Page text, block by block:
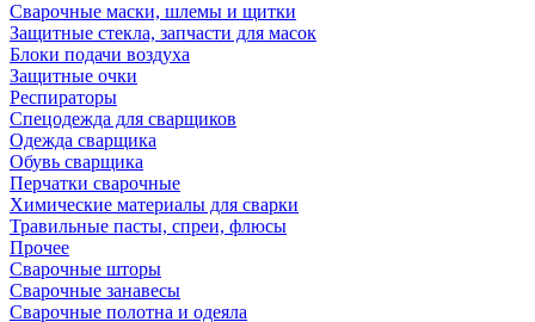
Сварочные маски, шлемы и щитки
Защитные стекла, запчасти для масок
Блоки подачи воздуха
Защитные очки
Респираторы
Спецодежда для сварщиков
Одежда сварщика
Обувь сварщика
Перчатки сварочные
Химические материалы для сварки
Травильные пасты, спреи, флюсы
Прочее
Сварочные шторы
Сварочные занавесы
Сварочные полотна и одеяла